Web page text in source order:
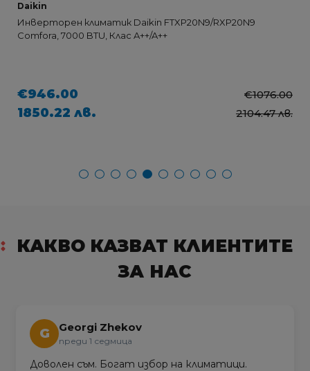
Daikin
Инверторен климатик Daikin FTXP20N9/RXP20N9
Comfora, 7000 BTU, Клас A++/A++
€946.00 €1076.00
1850.22 лв. 2104.47 лв.
КАКВО КАЗВАТ КЛИЕНТИТЕ
ЗА НАС
G Georgi Zhekov
преди 1 седмица
Доволен съм. Богат избор на климатици.